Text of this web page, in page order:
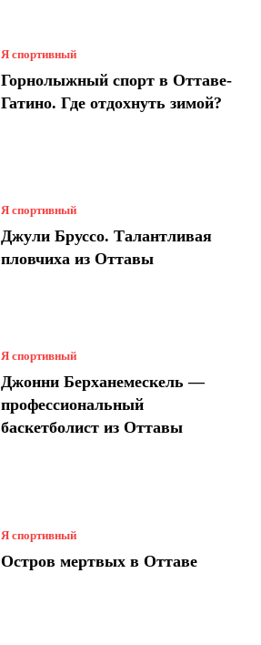
Я спортивный
Горнолыжный спорт в Оттаве-
Гатино. Где отдохнуть зимой?
Я спортивный
Джули Бруссо. Талантливая
пловчиха из Оттавы
Я спортивный
Джонни Берханемескель —
профессиональный
баскетболист из Оттавы
Я спортивный
Остров мертвых в Оттаве